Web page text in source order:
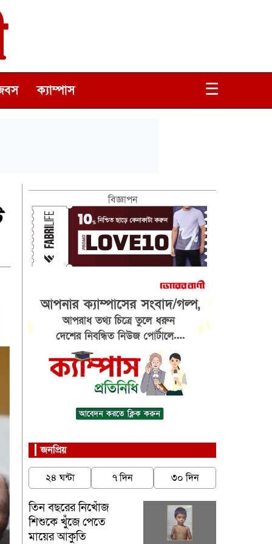
☰
ক্যাম্পাস
বিজ্ঞাপন
জনপ্রিয়
২৪ ঘন্টা ৭ দিন ৩০ দিন
তিন বছরের নিখোঁজ
শিশুকে খুঁজে পেতে
মায়ের আকুতি